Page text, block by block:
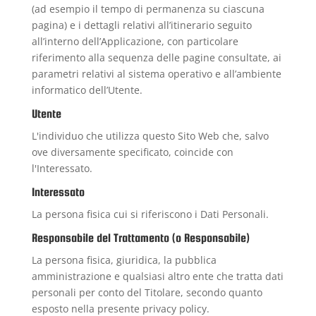
(ad esempio il tempo di permanenza su ciascuna
pagina) e i dettagli relativi all’itinerario seguito
all’interno dell’Applicazione, con particolare
riferimento alla sequenza delle pagine consultate, ai
parametri relativi al sistema operativo e all’ambiente
informatico dell’Utente.
Utente
L'individuo che utilizza questo Sito Web che, salvo
ove diversamente specificato, coincide con
l'Interessato.
Interessato
La persona fisica cui si riferiscono i Dati Personali.
Responsabile del Trattamento (o Responsabile)
La persona fisica, giuridica, la pubblica
amministrazione e qualsiasi altro ente che tratta dati
personali per conto del Titolare, secondo quanto
esposto nella presente privacy policy.